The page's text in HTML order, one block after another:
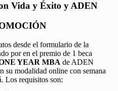
Vida y Éxito y ADEN
desde el formulario de la
por en el premio de 1 beca
YEAR MBA de ADEN
su modalidad online con semana
Los requisitos son: